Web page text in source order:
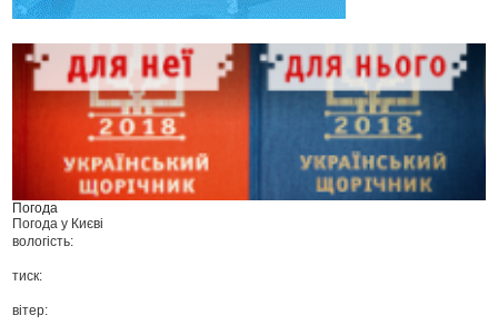
Погода
Погода у Києві
вологість:
тиск:
вітер: